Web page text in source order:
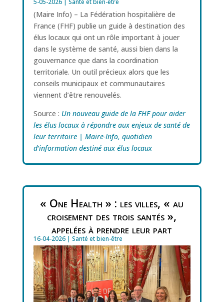
5-05-2026| Santé et bien-être
(Maire Info) – La Fédération hospitalière de
France (FHF) publie un guide à destination des
élus locaux qui ont un rôle important à jouer
dans le système de santé, aussi bien dans la
gouvernance que dans la coordination
territoriale. Un outil précieux alors que les
conseils municipaux et communautaires
viennent d’être renouvelés.
Source : Un nouveau guide de la FHF pour aider
les élus locaux à répondre aux enjeux de santé de
leur territoire | Maire-Info, quotidien
d’information destiné aux élus locaux
« One Health » : les villes, « au
croisement des trois santés »,
appelées à prendre leur part
16-04-2026| Santé et bien-être